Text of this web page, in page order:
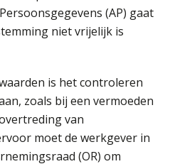
(AP) gaat
niet vrijelijk is
is het controleren
zoals bij een vermoeden
van
moet de werkgever in
(OR) om
Summercourse: Een mindset die kansen ziet en vertrouwen geeft
Summercourse: Kiezen wat bij je past, loslaten wat je niet verder helpt
Summercourse Werkkostenregeling